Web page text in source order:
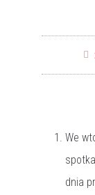
We
dnia